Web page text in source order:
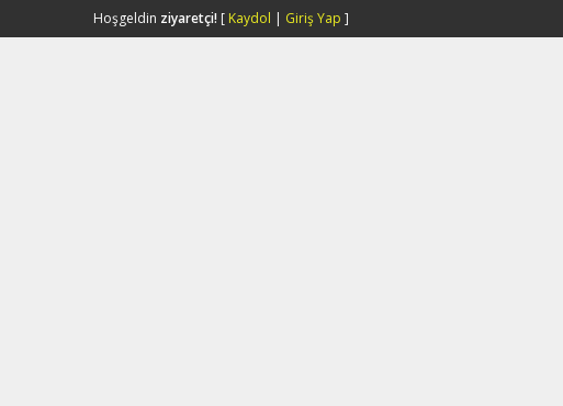
Hoşgeldin ziyaretçi! [ Kaydol | Giriş Yap ]